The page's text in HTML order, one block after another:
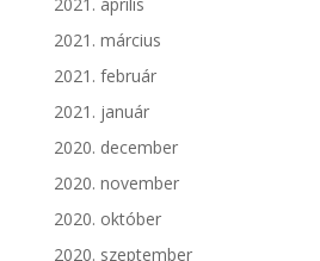
2021. április
2021. március
2021. február
2021. január
2020. december
2020. november
2020. október
2020. szeptember